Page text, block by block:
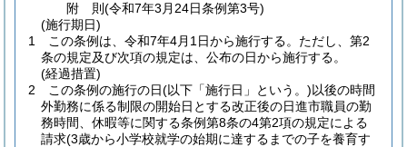
附 則(令和7年3月24日条例第3号)
(施行期日)
1
この条例は、令和7年4月1日から施行する。 ただし、第2
条の規定及び次項の規定は、公布の日から施行する。
(経過措置)
2
この条例の施行の日(以下「施行日」という。)以後の時間
外勤務に係る制限の開始日とする改正後の日進市職員の勤
務時間、休暇等に関する条例第8条の4第2項の規定による
請求(3歳から小学校就学の始期に達するまでの子を養育す